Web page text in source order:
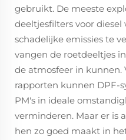
gebruikt. De meeste
deeltjesfilters voor
schadelijke emissies te
vangen de roetdeeltjes
de atmosfeer in kunnen.
rapporten kunnen DPF-
PM's in ideale
verminderen. Maar er is
hen zo goed maakt in